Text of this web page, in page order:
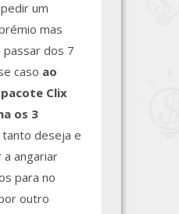
um
mas
passar dos 7
caso ao
Clix
os 3
deseja e
a angariar
para no
outro